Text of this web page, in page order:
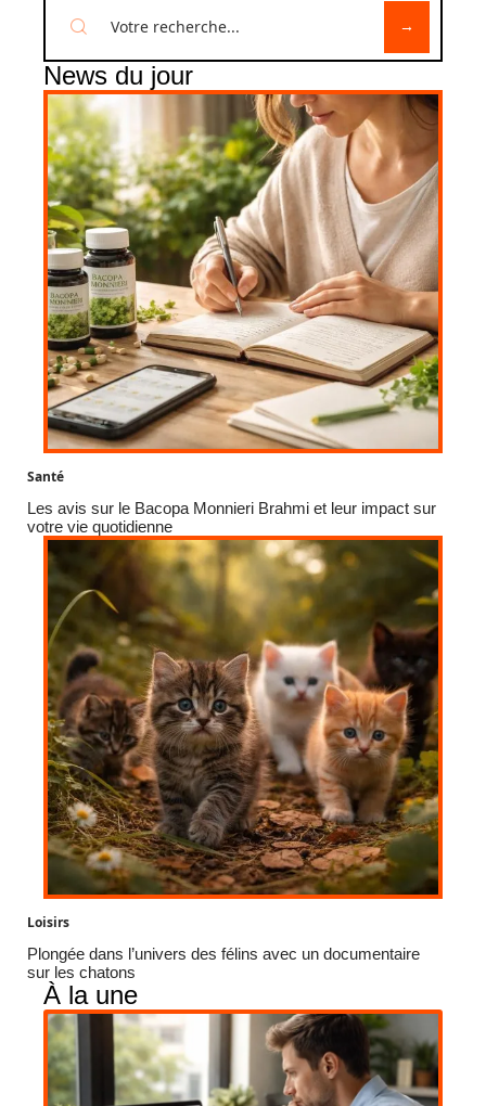
News du jour
Santé
Les avis sur le Bacopa Monnieri Brahmi et leur impact sur
votre vie quotidienne
Loisirs
Plongée dans l’univers des félins avec un documentaire
sur les chatons
À la une